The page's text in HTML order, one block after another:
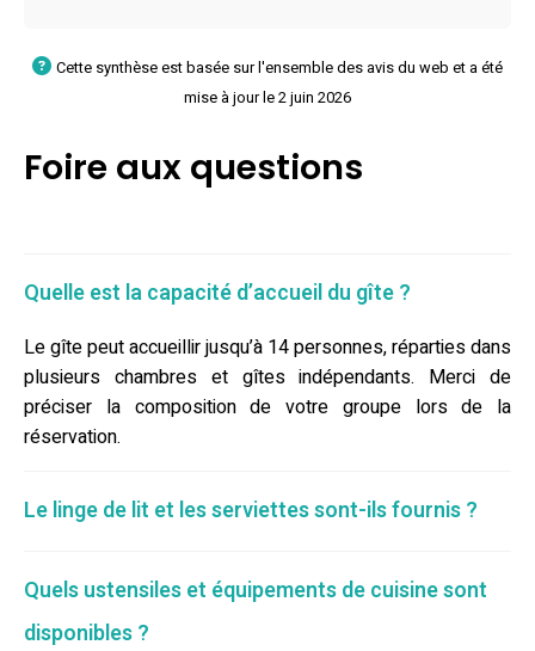
Cette synthèse est basée sur l'ensemble des avis du web et a été
mise à jour le 2 juin 2026
Foire aux questions
Quelle est la capacité d’accueil du gîte ?
Le gîte peut accueillir jusqu’à 14 personnes, réparties dans
plusieurs chambres et gîtes indépendants. Merci de
préciser la composition de votre groupe lors de la
réservation.
Le linge de lit et les serviettes sont-ils fournis ?
Quels ustensiles et équipements de cuisine sont
disponibles ?